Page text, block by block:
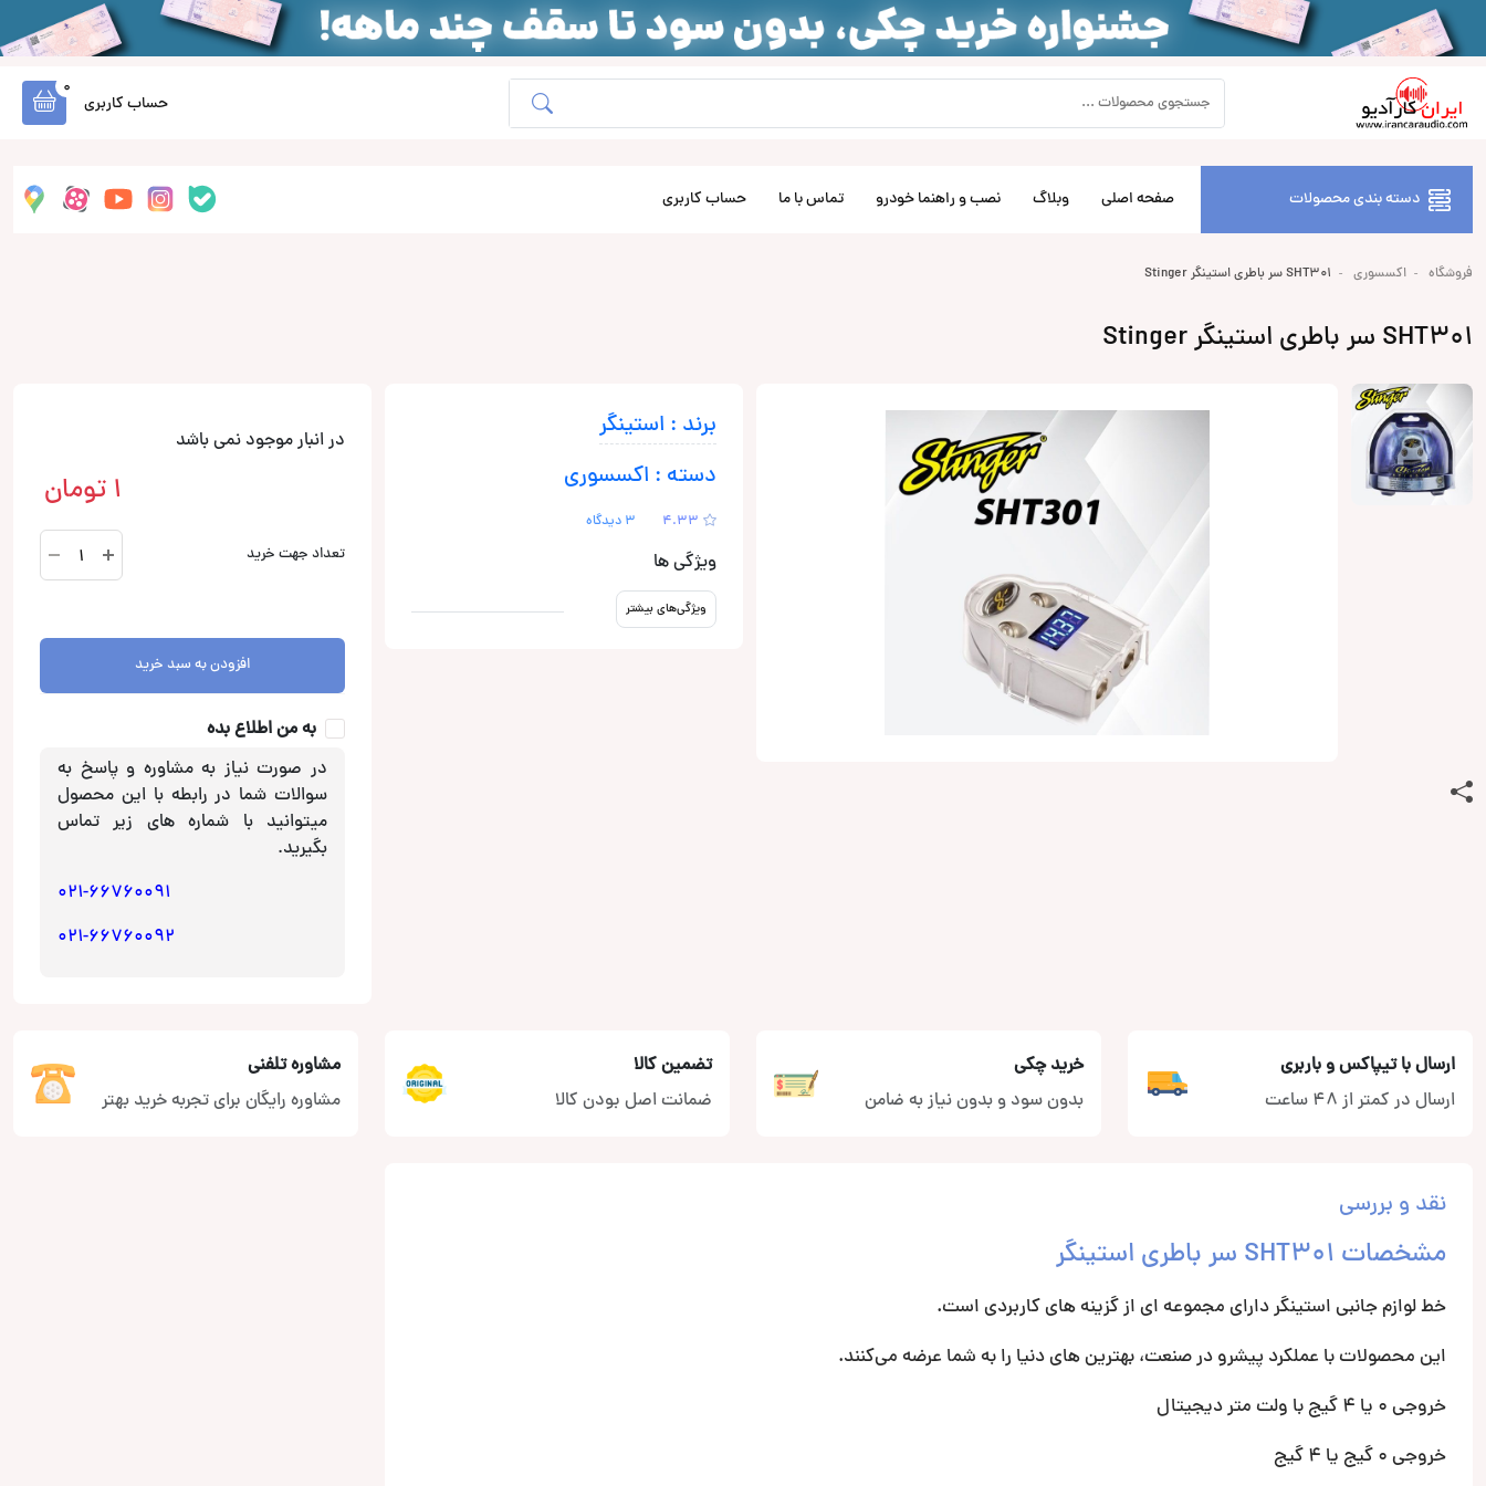
حساب کاربری
0
دسته بندی محصولات صفحه اصلی وبلاگ نصب و راهنما خودرو تماس با ما حساب کاربری
فروشگاه اکسسوری SHT301 سر باطری استینگر Stinger
SHT301 سر باطری استینگر Stinger
برند : استینگر
دسته : اکسسوری
4.33 3 دیدگاه
ویژگی ها
ویژگی‌های بیشتر
در انبار موجود نمی باشد
1 تومان
تعداد جهت خرید
SHT301
سر
افزودن به سبد خرید
به من اطلاع بده
در صورت نیاز به مشاوره و پاسخ به
سوالات شما در رابطه با این محصول
میتوانید با شماره های زیر تماس
بگیرید.
021-66760091
021-66760092
ارسال با تیپاکس و باربری
ارسال در کمتر از 48 ساعت
خرید چکی
بدون سود و بدون نیاز به ضامن
تضمین کالا
ضمانت اصل بودن کالا
مشاوره تلفنی
مشاوره رایگان برای تجربه خرید بهتر
نقد و بررسی
مشخصات SHT301 سر باطری استینگر
خط لوازم جانبی استینگر دارای مجموعه ای از گزینه های کاربردی است.
این محصولات با عملکرد پیشرو در صنعت، بهترین های دنیا را به شما عرضه می‌کنند.
خروجی 0 یا 4 گیج با ولت متر دیجیتال
خروجی 0 گیج یا 4 گیج